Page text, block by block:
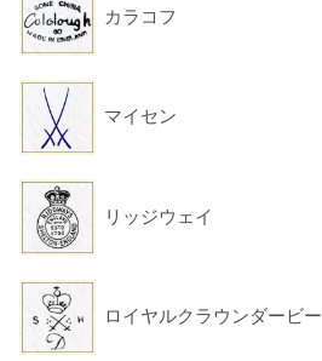
カラコフ
マイセン
リッジウェイ
ロイヤルクラウンダービー